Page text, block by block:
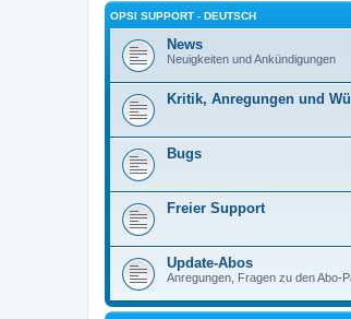
OPSI SUPPORT - DEUTSCH
News
Neuigkeiten und Ankündigungen
Kritik, Anregungen und
Bugs
Freier Support
Update-Abos
Anregungen, Fragen zu den Abo-